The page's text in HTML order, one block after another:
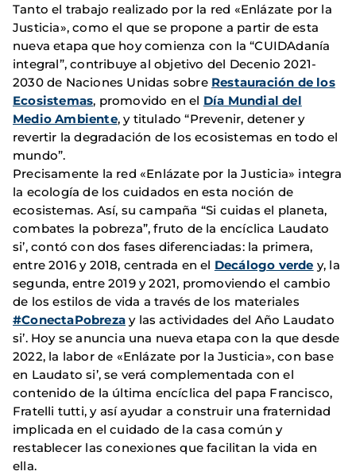
Tanto el trabajo realizado por la red «Enlázate por la
Justicia», como el que se propone a partir de esta
nueva etapa que hoy comienza con la “CUIDAdanía
integral”, contribuye al objetivo del Decenio 2021-
2030 de Naciones Unidas sobre Restauración de los
Ecosistemas, promovido en el Día Mundial del
Medio Ambiente, y titulado “Prevenir, detener y
revertir la degradación de los ecosistemas en todo el
mundo”.
Precisamente la red «Enlázate por la Justicia» integra
la ecología de los cuidados en esta noción de
ecosistemas. Así, su campaña “Si cuidas el planeta,
combates la pobreza”, fruto de la encíclica Laudato
si’, contó con dos fases diferenciadas: la primera,
entre 2016 y 2018, centrada en el Decálogo verde y, la
segunda, entre 2019 y 2021, promoviendo el cambio
de los estilos de vida a través de los materiales
#ConectaPobreza y las actividades del Año Laudato
si’. Hoy se anuncia una nueva etapa con la que desde
2022, la labor de «Enlázate por la Justicia», con base
en Laudato si’, se verá complementada con el
contenido de la última encíclica del papa Francisco,
Fratelli tutti, y así ayudar a construir una fraternidad
implicada en el cuidado de la casa común y
restablecer las conexiones que facilitan la vida en
ella.